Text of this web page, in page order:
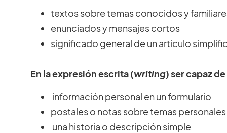
textos sobre temas conocidos y
enunciados y mensajes cortos
significado general de un articulo
En la expresión escrita (writing) ser capaz
información personal en un formulario
postales o notas sobre temas personales
una historia o descripción simple